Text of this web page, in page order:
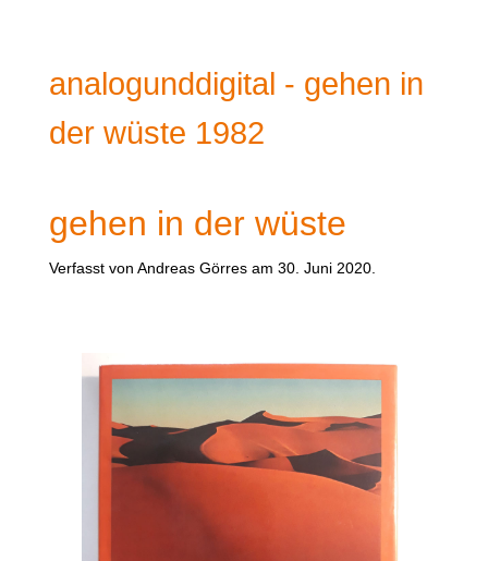
analogunddigital - gehen in
der wüste 1982
gehen in der wüste
Verfasst von Andreas Görres am 30. Juni 2020